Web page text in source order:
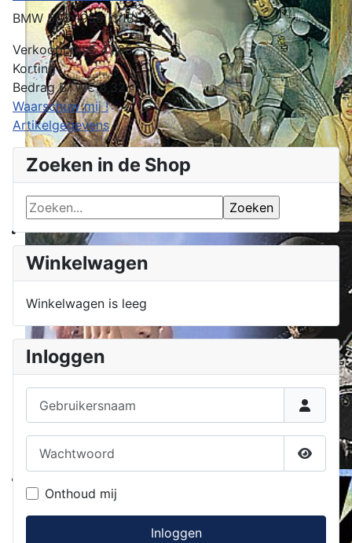
Zoeken in de Shop
Winkelwagen
Winkelwagen is leeg
Inloggen
Toon
Onthoud mij
Inloggen
BMW 503 1956 (1:18)
Verkoopprijs€ 47,95
Korting
Bedrag BTW€ 8,32
Waarschuw mij !
Artikelgegevens